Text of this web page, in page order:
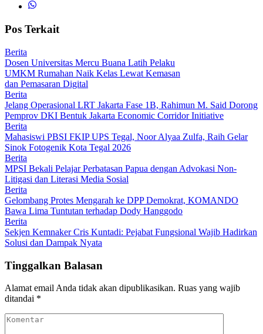
Pos Terkait
Berita
Dosen Universitas Mercu Buana Latih Pelaku
UMKM Rumahan Naik Kelas Lewat Kemasan
dan Pemasaran Digital
Berita
Jelang Operasional LRT Jakarta Fase 1B, Rahimun M. Said Dorong
Pemprov DKI Bentuk Jakarta Economic Corridor Initiative
Berita
Mahasiswi PBSI FKIP UPS Tegal, Noor Alyaa Zulfa, Raih Gelar
Sinok Fotogenik Kota Tegal 2026
Berita
MPSI Bekali Pelajar Perbatasan Papua dengan Advokasi Non-
Litigasi dan Literasi Media Sosial
Berita
Gelombang Protes Mengarah ke DPP Demokrat, KOMANDO
Bawa Lima Tuntutan terhadap Dody Hanggodo
Berita
Sekjen Kemnaker Cris Kuntadi: Pejabat Fungsional Wajib Hadirkan
Solusi dan Dampak Nyata
Tinggalkan Balasan
Alamat email Anda tidak akan dipublikasikan. Ruas yang wajib
ditandai *